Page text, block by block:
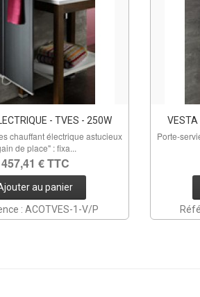
- TVES - 250W
chauffant électrique astucieux
de place" : fixa...
457,41 € TTC
au panier
: ACOTVES-1-V/P
VESTA
Porte-